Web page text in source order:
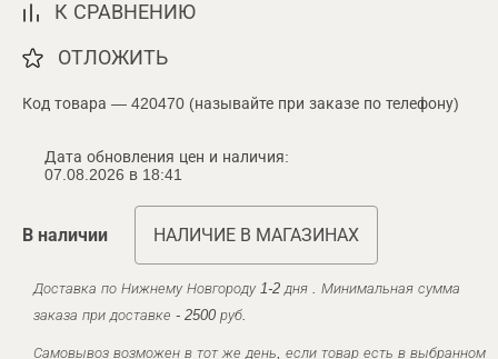
К СРАВНЕНИЮ
ОТЛОЖИТЬ
Код товара — 420470 (называйте при заказе по телефону)
Дата обновления цен и наличия:
07.08.2026 в 18:41
В наличии НАЛИЧИЕ В МАГАЗИНАХ
Доставка по Нижнему Новгороду 1-2 дня . Минимальная сумма
заказа при доставке - 2500 руб.
Самовывоз возможен в тот же день, если товар есть в выбранном